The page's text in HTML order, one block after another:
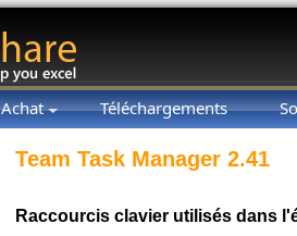
Achat Téléchargements
Team Task Manager 2.41
Raccourcis clavier utilisés dans